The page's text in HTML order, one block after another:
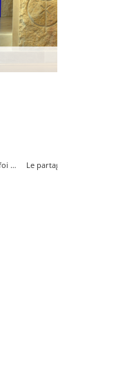
Partager sa foi avec ses enfants Le partage en couple